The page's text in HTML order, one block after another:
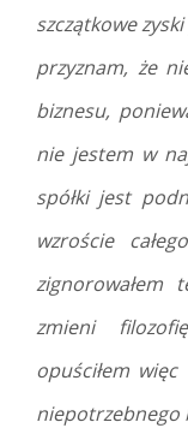
szczątkowe
przyznam, że
biznesu,
nie jestem w
spółki jest
wzroście
zignorowałem
zmieni
opuściłem
niepotrzebnego